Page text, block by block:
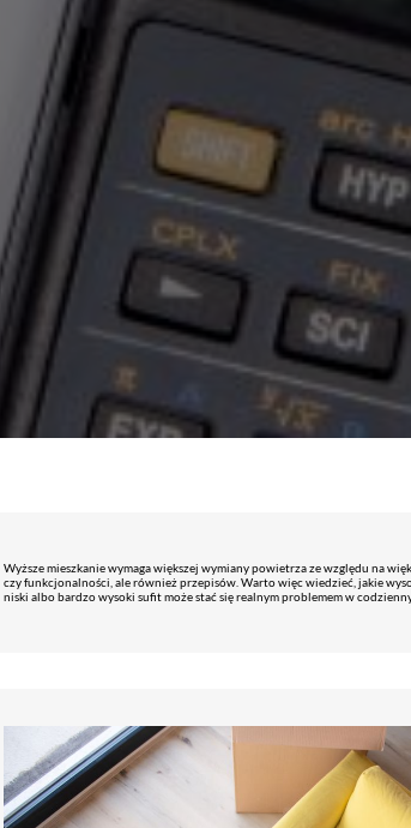
Wyższe mieszkanie wymaga większej wymiany powietrza ze względu na
czy funkcjonalności, ale również przepisów. Warto więc wiedzieć, jakie
niski albo bardzo wysoki sufit może stać się realnym problemem w